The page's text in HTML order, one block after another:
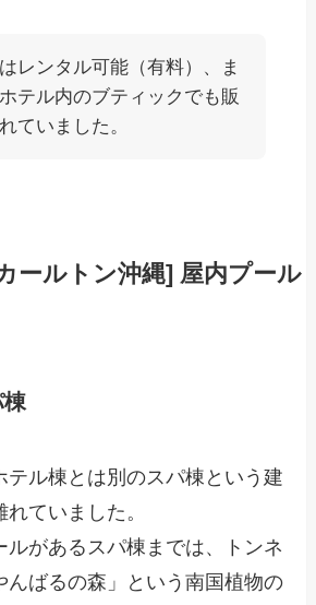
レンタル可能（有料）、ま
テル内のブティックでも販
ていました。
ールトン沖縄] 屋内プール
棟
テル棟とは別のスパ棟という建
ていました。
ルがあるスパ棟までは、トンネ
んばるの森」という南国植物の